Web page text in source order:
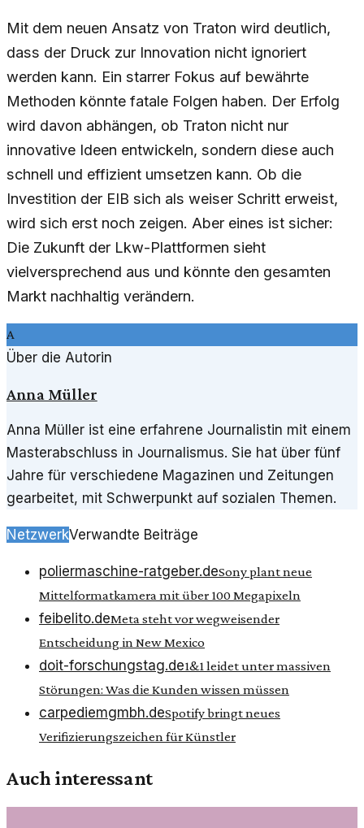
Mit dem neuen Ansatz von Traton wird deutlich,
dass der Druck zur Innovation nicht ignoriert
werden kann. Ein starrer Fokus auf bewährte
Methoden könnte fatale Folgen haben. Der Erfolg
wird davon abhängen, ob Traton nicht nur
innovative Ideen entwickeln, sondern diese auch
schnell und effizient umsetzen kann. Ob die
Investition der EIB sich als weiser Schritt erweist,
wird sich erst noch zeigen. Aber eines ist sicher:
Die Zukunft der Lkw-Plattformen sieht
vielversprechend aus und könnte den gesamten
Markt nachhaltig verändern.
A
Über die Autorin
Anna Müller
Anna Müller ist eine erfahrene Journalistin mit einem
Masterabschluss in Journalismus. Sie hat über fünf
Jahre für verschiedene Magazinen und Zeitungen
gearbeitet, mit Schwerpunkt auf sozialen Themen.
NetzwerkVerwandte Beiträge
poliermaschine-ratgeber.deSony plant neue
Mittelformatkamera mit über 100 Megapixeln
feibelito.deMeta steht vor wegweisender
Entscheidung in New Mexico
doit-forschungstag.de1&1 leidet unter massiven
Störungen: Was die Kunden wissen müssen
carpediemgmbh.deSpotify bringt neues
Verifizierungszeichen für Künstler
Auch interessant